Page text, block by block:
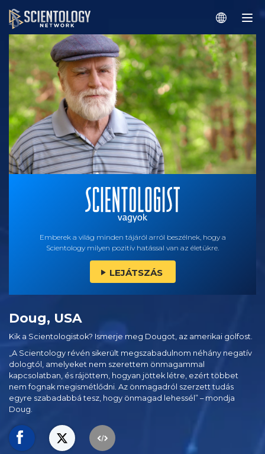
Emberek a világ minden tájáról arról beszélnek, hogy a
Scientology milyen pozitív hatással van az életükre.
LEJÁTSZÁS
Doug, USA
Kik a Scientologistok? Ismerje meg Dougot, az amerikai golfost.
„A Scientology révén sikerült megszabadulnom néhány negatív
dologtól, amelyeket nem szerettem önmagammal
kapcsolatban, és rájöttem, hogyan jöttek létre, ezért többet
nem fognak megismétlődni. Az önmagadról szerzett tudás
egyre szabadabbá tesz, hogy önmagad lehessél” – mondja
Doug.